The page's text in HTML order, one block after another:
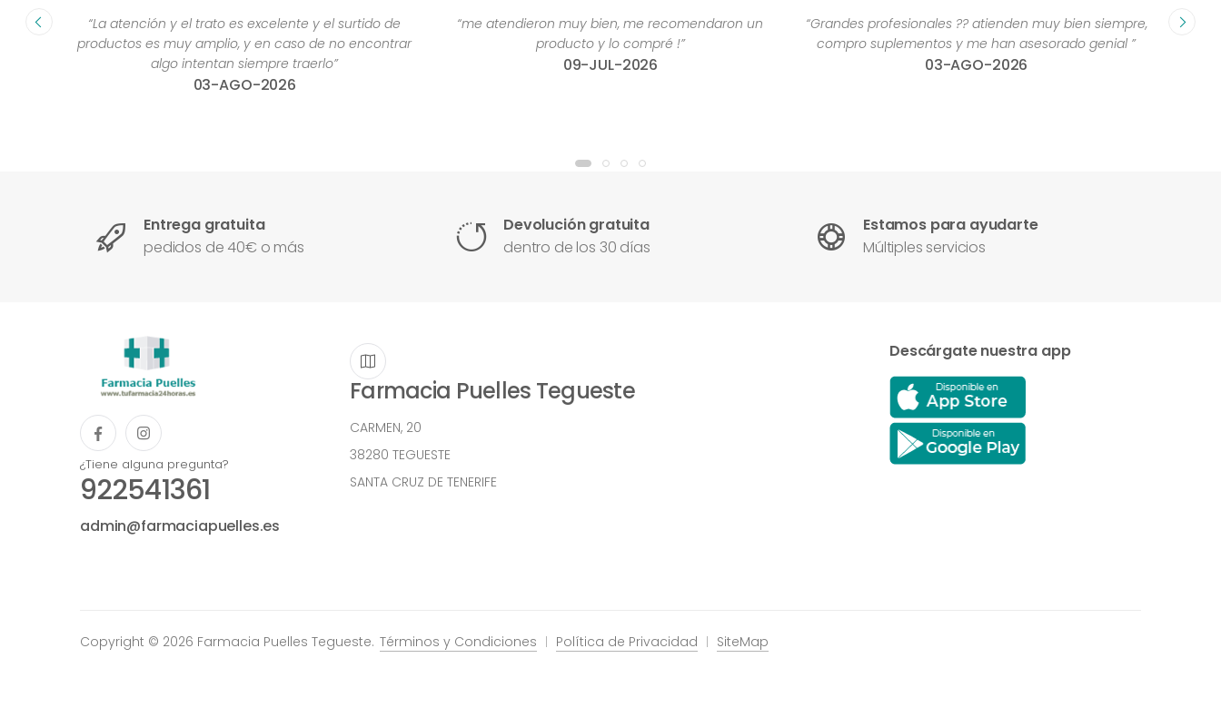
”
“La atención y el trato es excelente y el surtido de
productos es muy amplio, y en caso de no encontrar
algo intentan siempre traerlo”
03-AGO-2026
“me atendieron muy bien, me recomendaron un
producto y lo compré !”
09-JUL-2026
“Grandes profesionales ?? atienden muy bien siempre,
compro suplementos y me han asesorado genial ”
03-AGO-2026
Entrega gratuita
pedidos de 40€ o más
Devolución gratuita
dentro de los 30 días
Estamos para ayudarte
Múltiples servicios
¿Tiene alguna pregunta?
922541361
admin@farmaciapuelles.es
Farmacia Puelles Tegueste
CARMEN, 20
38280 TEGUESTE
SANTA CRUZ DE TENERIFE
Descárgate nuestra app
Copyright © 2026 Farmacia Puelles Tegueste. Términos y Condiciones Política de Privacidad SiteMap